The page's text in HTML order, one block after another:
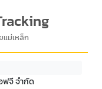
แม่เหล็ก
ฟจี จำกัด